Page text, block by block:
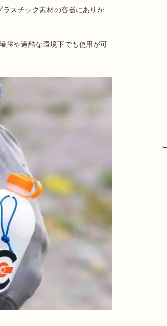
スチック素材の容器にありが
露や過酷な環境下でも使用が可